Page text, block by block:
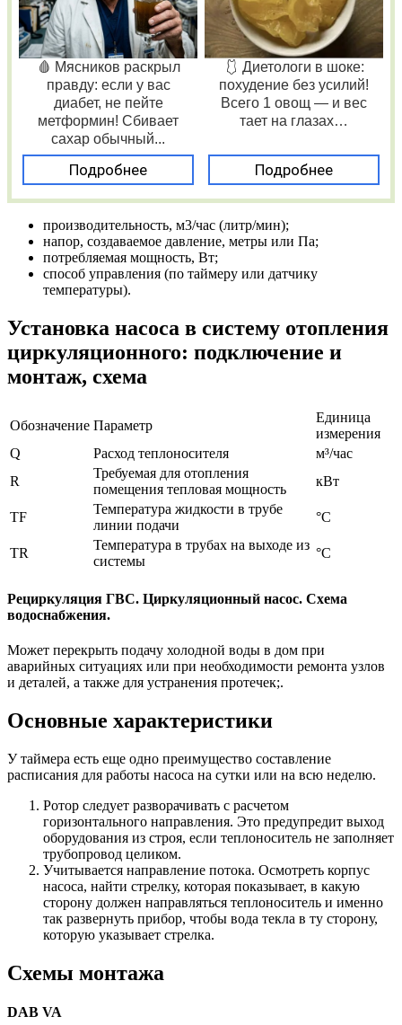
🩸 Мясников раскрыл
правду: если у вас
диабет, не пейте
метформин! Сбивает
сахар обычный...
Подробнее
🩱 Диетологи в шоке:
похудение без усилий!
Всего 1 овощ — и вес
тает на глазах…
Подробнее
производительность, м3/час (литр/мин);
напор, создаваемое давление, метры или Па;
потребляемая мощность, Вт;
способ управления (по таймеру или датчику
температуры).
Установка насоса в систему отопления
циркуляционного: подключение и
монтаж, схема
Обозначение Параметр
Единица
измерения
Q
Расход теплоносителя
м³/час
R
Требуемая для отопления
помещения тепловая мощность
кВт
TF
Температура жидкости в трубе
линии подачи
°С
TR
Температура в трубах на выходе из
системы
°С
Рециркуляция ГВС. Циркуляционный насос. Схема
водоснабжения.
Может перекрыть подачу холодной воды в дом при
аварийных ситуациях или при необходимости ремонта узлов
и деталей, а также для устранения протечек;.
Основные характеристики
У таймера есть еще одно преимущество составление
расписания для работы насоса на сутки или на всю неделю.
Ротор следует разворачивать с расчетом
горизонтального направления. Это предупредит выход
оборудования из строя, если теплоноситель не заполняет
трубопровод целиком.
Учитывается направление потока. Осмотреть корпус
насоса, найти стрелку, которая показывает, в какую
сторону должен направляться теплоноситель и именно
так развернуть прибор, чтобы вода текла в ту сторону,
которую указывает стрелка.
Схемы монтажа
DAB VA